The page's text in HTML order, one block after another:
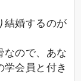
結婚するのが
なので、あな
学会員と付き